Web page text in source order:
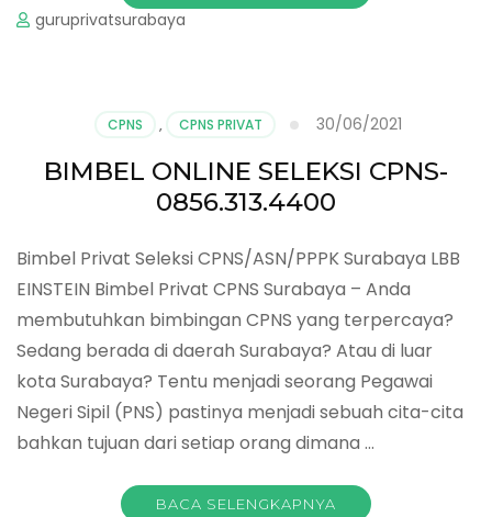
guruprivatsurabaya
CPNS , CPNS PRIVAT 30/06/2021
BIMBEL ONLINE SELEKSI CPNS-
0856.313.4400
Bimbel Privat Seleksi CPNS/ASN/PPPK Surabaya LBB
EINSTEIN Bimbel Privat CPNS Surabaya – Anda
membutuhkan bimbingan CPNS yang terpercaya?
Sedang berada di daerah Surabaya? Atau di luar
kota Surabaya? Tentu menjadi seorang Pegawai
Negeri Sipil (PNS) pastinya menjadi sebuah cita-cita
bahkan tujuan dari setiap orang dimana …
BACA SELENGKAPNYA